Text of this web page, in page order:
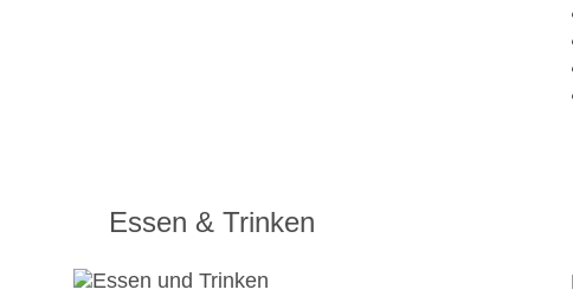
Essen & Trinken